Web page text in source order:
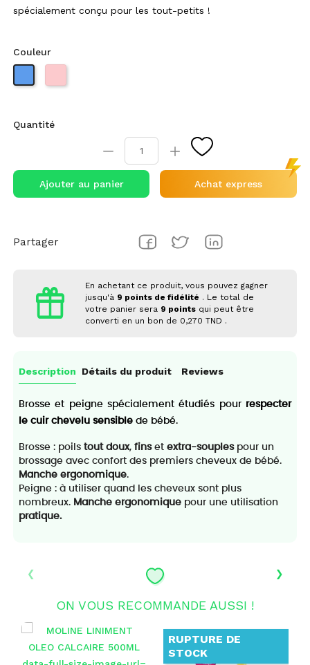
spécialement conçu pour les tout-petits !
Couleur
Quantité
Ajouter au panier Achat express
Partager
En achetant ce produit, vous pouvez gagner
jusqu'à 9 points de fidélité . Le total de
votre panier sera 9 points qui peut être
converti en un bon de 0,270 TND .
Description Détails du produit Reviews
Brosse et peigne spécialement étudiés pour respecter
le cuir chevelu sensible de bébé.
Brosse : poilstout doux,finsetextra-souplespour un
brossage avec confort des premiers cheveux de bébé.
Manche ergonomique.
Peigne : à utiliser quand les cheveux sont plus
nombreux. Manche ergonomique pour une utilisation
pratique.
ON VOUS RECOMMANDE AUSSI !
RUPTURE DE
STOCK
‹ ›